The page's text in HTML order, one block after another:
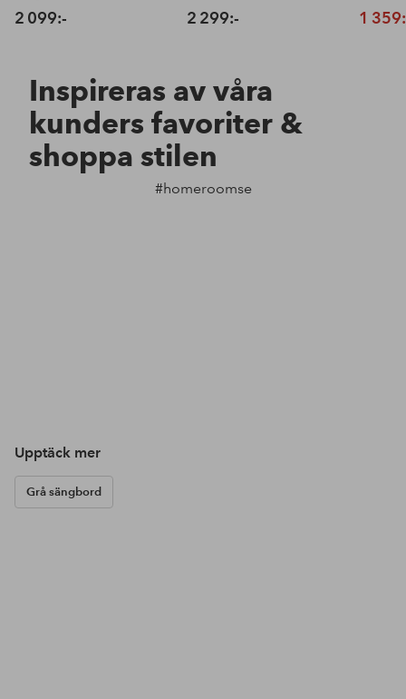
2 099:- 2 299:- 1
Inspireras av våra
kunders favoriter &
shoppa stilen
#homeroomse
Upptäck mer
Grå sängbord